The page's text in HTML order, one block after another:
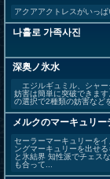
アクアアクトレスがいっ
나홀로 가족사진
深奥ノ氷水
エジルギュミル、シャー
妨害は簡単に突破できま
の選択で2種類の妨害な
メルクのマーキュリー
セーラーマーキュリーを
ングマーキュリーを出せ
と氷結界 知性派でチェス
も合って...